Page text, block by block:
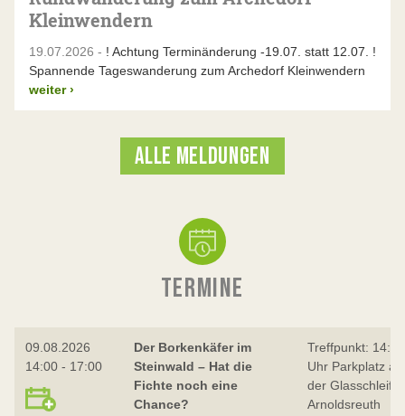
Kleinwendern
19.07.2026 - ! Achtung Terminänderung -19.07. statt 12.07. !
Spannende Tageswanderung zum Archedorf Kleinwendern
weiter ›
ALLE MELDUNGEN
TERMINE
09.08.2026
14:00 - 17:00
Der Borkenkäfer im
Steinwald – Hat die
Fichte noch eine
Chance?
Treffpunkt: 14:00
Uhr Parkplatz an
der Glasschleif
Arnoldsreuth